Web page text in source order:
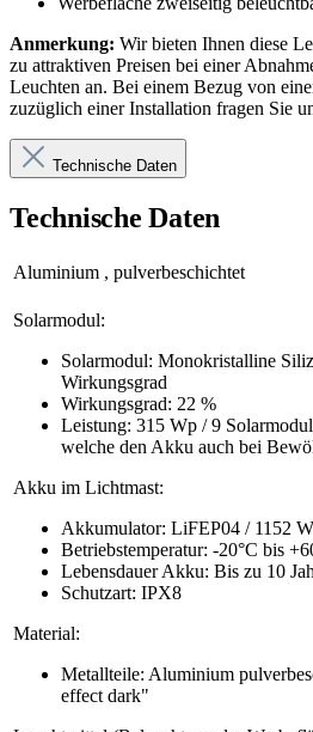
Anmerkung: Wir bieten Ihnen diese
zu attraktiven Preisen bei einer
Leuchten an. Bei einem Bezug von
zuzüglich einer Installation fragen Sie
Technische Daten
Technische Daten
Aluminium , pulverbeschichtet
Solarmodul:
Solarmodul: Monokristalline
Wirkungsgrad
Wirkungsgrad: 22 %
Leistung: 315 Wp / 9
welche den Akku auch bei
Akku im Lichtmast:
Akkumulator: LiFEP04 / 1152
Betriebstemperatur: -20°C bis
Lebensdauer Akku: Bis zu 10
Schutzart: IPX8
Material:
Metallteile: Aluminium
effect dark"